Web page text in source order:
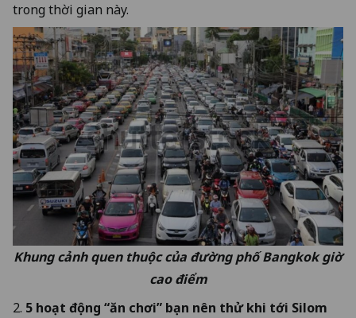
trong thời gian này.
Khung cảnh quen thuộc của đường phố Bangkok giờ
cao điểm
2. 5 hoạt động “ăn chơi” bạn nên thử khi tới Silom